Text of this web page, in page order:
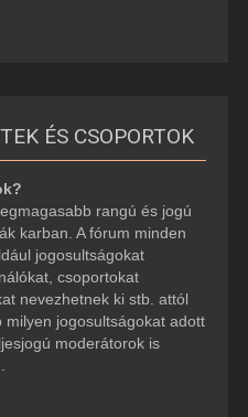
ÉS CSOPORTOK
rangú és jogú
karban. A fórum minden
jogosultságokat
csoportokat
nevezhetnek ki stb. attól
jogosultságokat adott
moderátorok is